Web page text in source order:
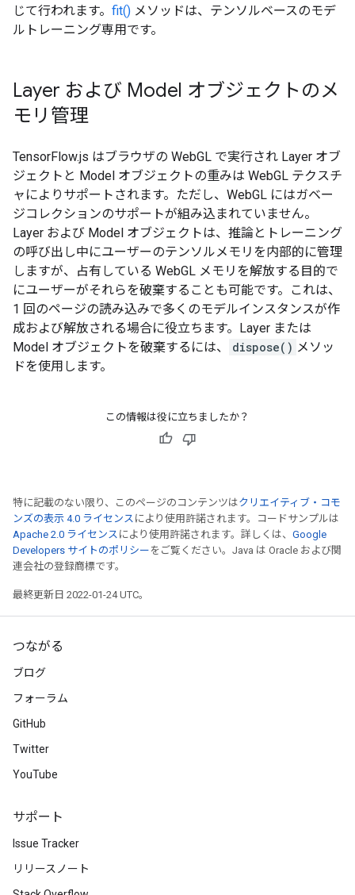
じて行われます。 fit() メソッドは、テンソルベースのモデ
ルトレーニング専用です。
Layer および Model オブジェクトのメ
モリ管理
TensorFlow.js はブラウザの WebGL で実行され Layer オブ
ジェクトと Model オブジェクトの重みは WebGL テクスチ
ャによりサポートされます。ただし、WebGL にはガベー
ジコレクションのサポートが組み込まれていません。
Layer および Model オブジェクトは、推論とトレーニング
の呼び出し中にユーザーのテンソルメモリを内部的に管理
しますが、占有している WebGL メモリを解放する目的で
にユーザーがそれらを破棄することも可能です。これは、
1 回のページの読み込みで多くのモデルインスタンスが作
成および解放される場合に役立ちます。Layer または
Model オブジェクトを破棄するには、
dispose() メソッ
ドを使用します。
この情報は役に立ちましたか？
特に記載のない限り、このページのコンテンツはクリエイティブ・コモ
ンズの表示 4.0 ライセンス により使用許諾されます。コードサンプルは
Apache 2.0 ライセンス により使用許諾されます。詳しくは、 Google
Developers サイトのポリシー をご覧ください。Java は Oracle および関
連会社の登録商標です。
最終更新日 2022-01-24 UTC。
つながる
ブログ
フォーラム
GitHub
Twitter
YouTube
サポート
Issue Tracker
リリースノート